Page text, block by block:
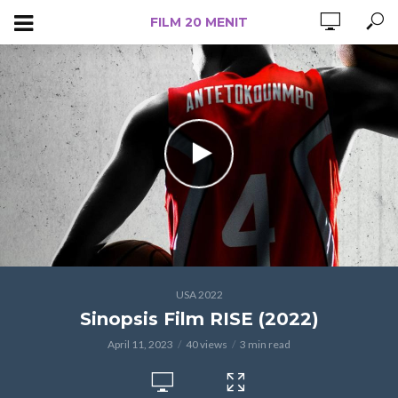
FILM 20 MENIT
USA 2022
Sinopsis Film RISE (2022)
April 11, 2023 40 views 3 min read